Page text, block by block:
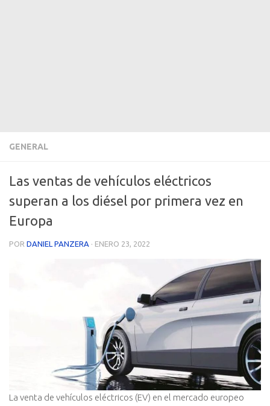
GENERAL
Las ventas de vehículos eléctricos
superan a los diésel por primera vez en
Europa
POR DANIEL PANZERA · ENERO 23, 2022
La venta de vehículos eléctricos (EV) en el mercado europeo